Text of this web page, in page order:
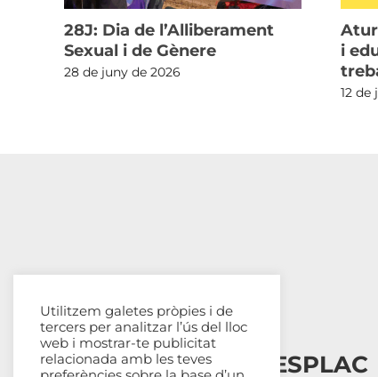
28J: Dia de l’Alliberament
Sexual i de Gènere
28 de juny de 2026
i
12 de
Esplais Catalans, ESPLAC
Utilitzem galetes pròpies i de
tercers per analitzar l’ús del lloc
web i mostrar-te publicitat
relacionada amb les teves